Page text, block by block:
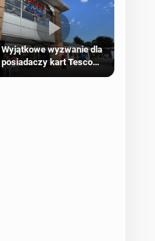
Wyjątkowe wyzwanie dla
posiadaczy kart Tesco
Clubcard!